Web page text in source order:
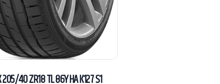
205/40 ZR18 TL 86Y HA K127 S1